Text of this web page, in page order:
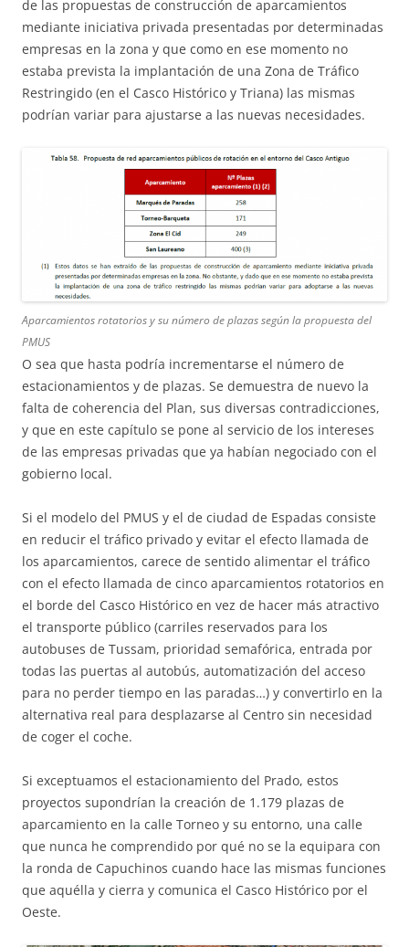
de las propuestas de construcción de aparcamientos
mediante iniciativa privada presentadas por determinadas
empresas en la zona y que como en ese momento no
estaba prevista la implantación de una Zona de Tráfico
Restringido (en el Casco Histórico y Triana) las mismas
podrían variar para ajustarse a las nuevas necesidades.
Aparcamientos rotatorios y su número de plazas según la propuesta del
PMUS
O sea que hasta podría incrementarse el número de
estacionamientos y de plazas. Se demuestra de nuevo la
falta de coherencia del Plan, sus diversas contradicciones,
y que en este capítulo se pone al servicio de los intereses
de las empresas privadas que ya habían negociado con el
gobierno local.
Si el modelo del PMUS y el de ciudad de Espadas consiste
en reducir el tráfico privado y evitar el efecto llamada de
los aparcamientos, carece de sentido alimentar el tráfico
con el efecto llamada de cinco aparcamientos rotatorios en
el borde del Casco Histórico en vez de hacer más atractivo
el transporte público (carriles reservados para los
autobuses de Tussam, prioridad semafórica, entrada por
todas las puertas al autobús, automatización del acceso
para no perder tiempo en las paradas…) y convertirlo en la
alternativa real para desplazarse al Centro sin necesidad
de coger el coche.
Si exceptuamos el estacionamiento del Prado, estos
proyectos supondrían la creación de 1.179 plazas de
aparcamiento en la calle Torneo y su entorno, una calle
que nunca he comprendido por qué no se la equipara con
la ronda de Capuchinos cuando hace las mismas funciones
que aquélla y cierra y comunica el Casco Histórico por el
Oeste.